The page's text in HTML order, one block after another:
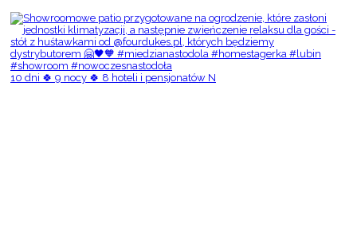
10 dni 🍀 9 nocy 🍀 8 hoteli i pensjonatów N